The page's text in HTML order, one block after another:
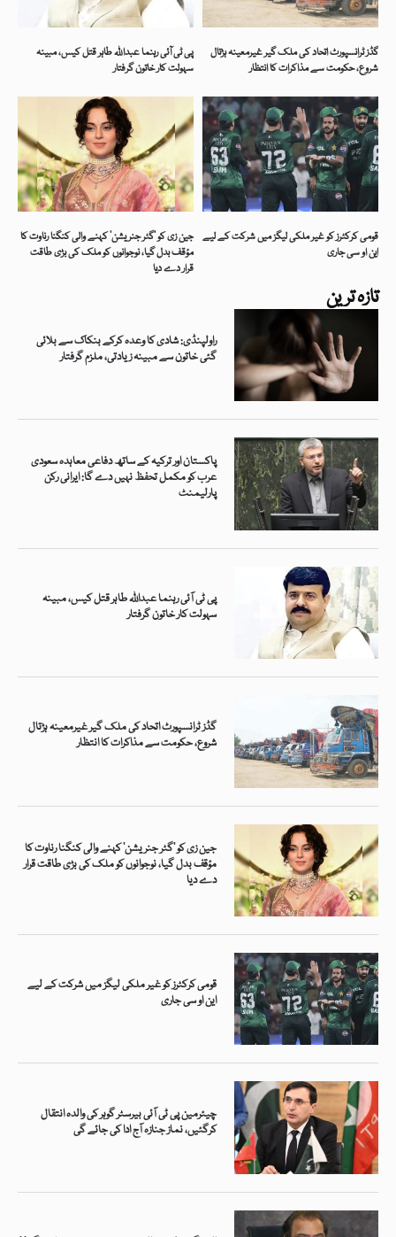
تازہ ترین
راولپنڈی: شادی کا وعدہ کرکے بنکاک سے بلائی
گئی خاتون سے مبینہ زیادتی، ملزم گرفتار
پاکستان اور ترکیہ کے ساتھ دفاعی معاہدہ سعودی
عرب کو مکمل تحفظ نہیں دے گا: ایرانی رکن
پارلیمنٹ
پی ٹی آئی رہنما عبداللہ طاہر قتل کیس، مبینہ
سہولت کار خاتون گرفتار
گڈز ٹرانسپورٹ اتحاد کی ملک گیر غیرمعینہ ہڑتال
شروع، حکومت سے مذاکرات کا انتظار
جین زی کو ’گٹر جنریشن‘ کہنے والی کنگنا رناوت کا
مؤقف بدل گیا، نوجوانوں کو ملک کی بڑی طاقت قرار
دے دیا
قومی کرکٹرز کو غیر ملکی لیگز میں شرکت کے لیے
این او سی جاری
چیئرمین پی ٹی آئی بیرسٹر گوہر کی والدہ انتقال
کرگئیں، نماز جنازہ آج ادا کی جائے گی
پی ٹی آئی رہنما عبداللہ طاہر قتل کیس، مبینہ
سہولت کار خاتون گرفتار
گڈز ٹرانسپورٹ اتحاد کی ملک گیر غیرمعینہ ہڑتال
شروع، حکومت سے مذاکرات کا انتظار
جین زی کو ’گٹر جنریشن‘ کہنے والی کنگنا رناوت کا
مؤقف بدل گیا، نوجوانوں کو ملک کی بڑی طاقت
قرار دے دیا
قومی کرکٹرز کو غیر ملکی لیگز میں شرکت کے لیے
این او سی جاری